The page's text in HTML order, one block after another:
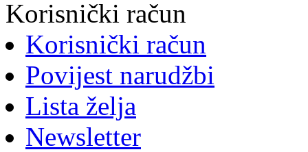
Korisnički račun
Korisnički račun
Povijest narudžbi
Lista želja
Newsletter